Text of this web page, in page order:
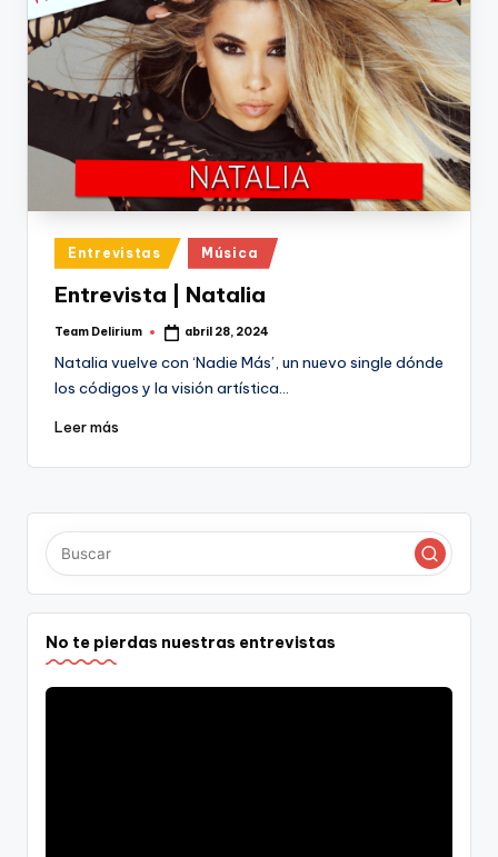
Publicado
en
Entrevistas Música
Entrevista | Natalia
Publicado
Team Delirium abril 28, 2024
Natalia vuelve con ‘Nadie Más’, un nuevo single dónde
los códigos y la visión artística…
Leer más
No te pierdas nuestras entrevistas